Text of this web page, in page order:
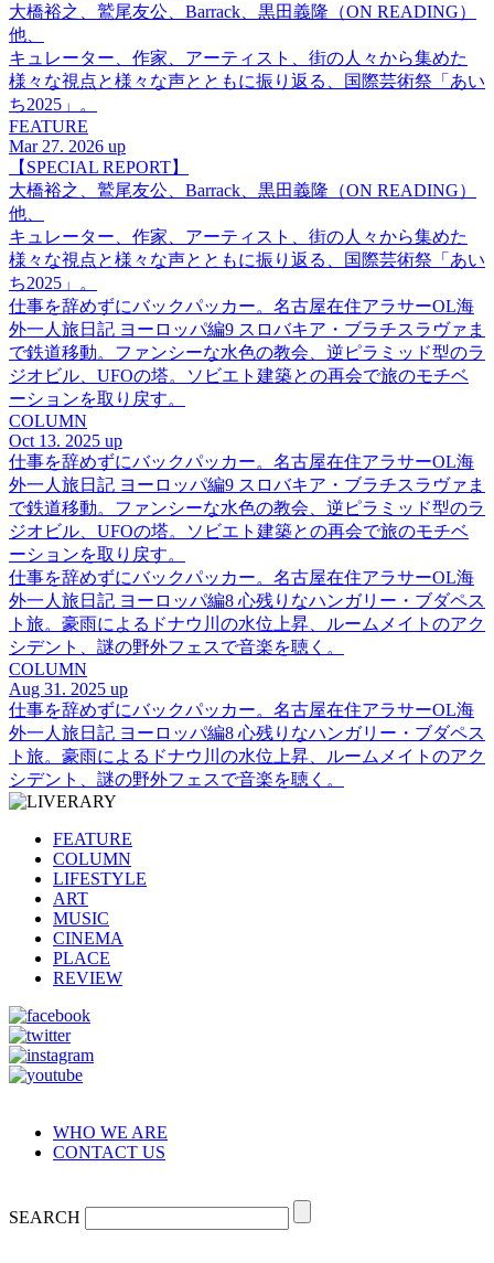
大橋裕之、鷲尾友公、Barrack、黒田義隆（ON READING）
他、
キュレーター、作家、アーティスト、街の人々から集めた
様々な視点と様々な声とともに振り返る、国際芸術祭「あい
ち2025」。
FEATURE
Mar 27. 2026 up
【SPECIAL REPORT】
大橋裕之、鷲尾友公、Barrack、黒田義隆（ON READING）
他、
キュレーター、作家、アーティスト、街の人々から集めた
様々な視点と様々な声とともに振り返る、国際芸術祭「あい
ち2025」。
仕事を辞めずにバックパッカー。名古屋在住アラサーOL海
外一人旅日記 ヨーロッパ編9 スロバキア・ブラチスラヴァま
で鉄道移動。ファンシーな水色の教会、逆ピラミッド型のラ
ジオビル、UFOの塔。ソビエト建築との再会で旅のモチベ
ーションを取り戻す。
COLUMN
Oct 13. 2025 up
仕事を辞めずにバックパッカー。名古屋在住アラサーOL海
外一人旅日記 ヨーロッパ編9 スロバキア・ブラチスラヴァま
で鉄道移動。ファンシーな水色の教会、逆ピラミッド型のラ
ジオビル、UFOの塔。ソビエト建築との再会で旅のモチベ
ーションを取り戻す。
仕事を辞めずにバックパッカー。名古屋在住アラサーOL海
外一人旅日記 ヨーロッパ編8 心残りなハンガリー・ブダペス
ト旅。豪雨によるドナウ川の水位上昇、ルームメイトのアク
シデント、謎の野外フェスで音楽を聴く。
COLUMN
Aug 31. 2025 up
仕事を辞めずにバックパッカー。名古屋在住アラサーOL海
外一人旅日記 ヨーロッパ編8 心残りなハンガリー・ブダペス
ト旅。豪雨によるドナウ川の水位上昇、ルームメイトのアク
シデント、謎の野外フェスで音楽を聴く。
FEATURE
COLUMN
LIFESTYLE
ART
MUSIC
CINEMA
PLACE
REVIEW
WHO WE ARE
CONTACT US
SEARCH